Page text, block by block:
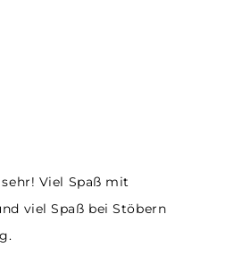
Viel Spaß mit
viel Spaß bei Stöbern